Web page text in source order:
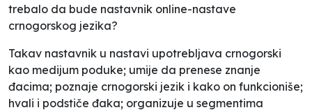
trebalo da bude nastavnik online-nastave
crnogorskog jezika?
Takav nastavnik u nastavi upotrebljava crnogorski
kao medijum poduke; umije da prenese znanje
đacima; poznaje crnogorski jezik i kako on funkcioniše;
hvali i podstiče đaka; organizuje u segmentima